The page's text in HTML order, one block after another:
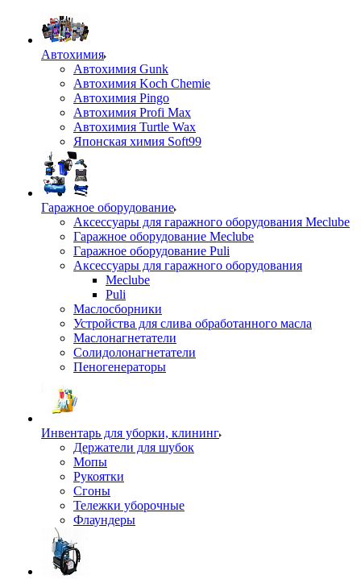
Автохимия
Автохимия Gunk
Автохимия Koch Chemie
Автохимия Pingo
Автохимия Profi Max
Автохимия Turtle Wax
Японская химия Soft99
Гаражное оборудование
Аксессуары для гаражного оборудования Meclube
Гаражное оборудование Meclube
Гаражное оборудование Puli
Аксессуары для гаражного оборудования
Meclube
Puli
Маслосборники
Устройства для слива обработанного масла
Маслонагнетатели
Солидолонагнетатели
Пеногенераторы
Инвентарь для уборки, клининг
Держатели для шубок
Мопы
Рукоятки
Сгоны
Тележки уборочные
Флаундеры